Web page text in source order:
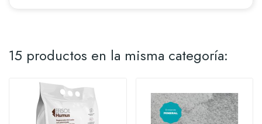
15 productos en la misma categoría: